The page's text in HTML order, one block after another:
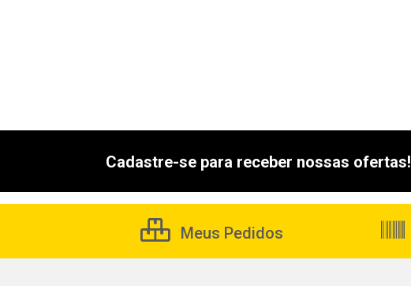
Cadastre-se para receber nossas ofertas!
Meus Pedidos